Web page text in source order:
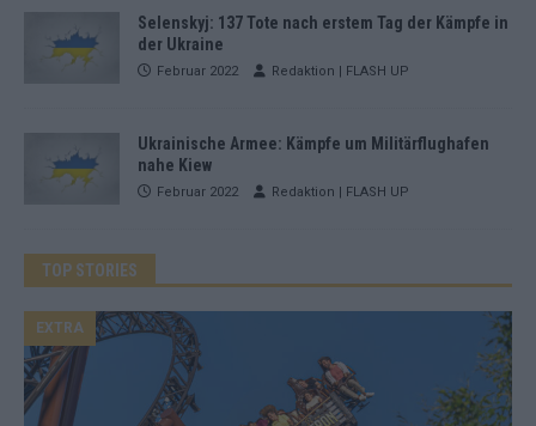
Selenskyj: 137 Tote nach erstem Tag der Kämpfe in
der Ukraine
Februar 2022 Redaktion | FLASH UP
Ukrainische Armee: Kämpfe um Militärflughafen
nahe Kiew
Februar 2022 Redaktion | FLASH UP
TOP STORIES
EXTRA